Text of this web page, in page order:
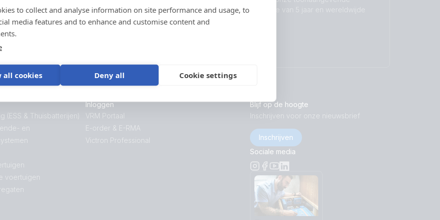
to collect and analyse information on site performance and usage, to
media features and to enhance and customise content and
all cookies Deny all Cookie settings
Español
Français
Italiano
Magyar
Suomalainen
Ελληνικά
Subscribe
met de oorspronkelijke verkoper voor
ondersteuning, reparaties of
standaardgarantie van 5 jaar en wereldwijde
(ESS & Thuisbatterijen)
en
voertuigen
Inloggen
VRM Portaal
E-order & E-RMA
Victron Professional
Blijf op de hoogte
Inschrijven voor onze nieuwsbrief
Inschrijven
Sociale media